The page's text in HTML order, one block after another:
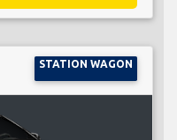
STATION WAGON